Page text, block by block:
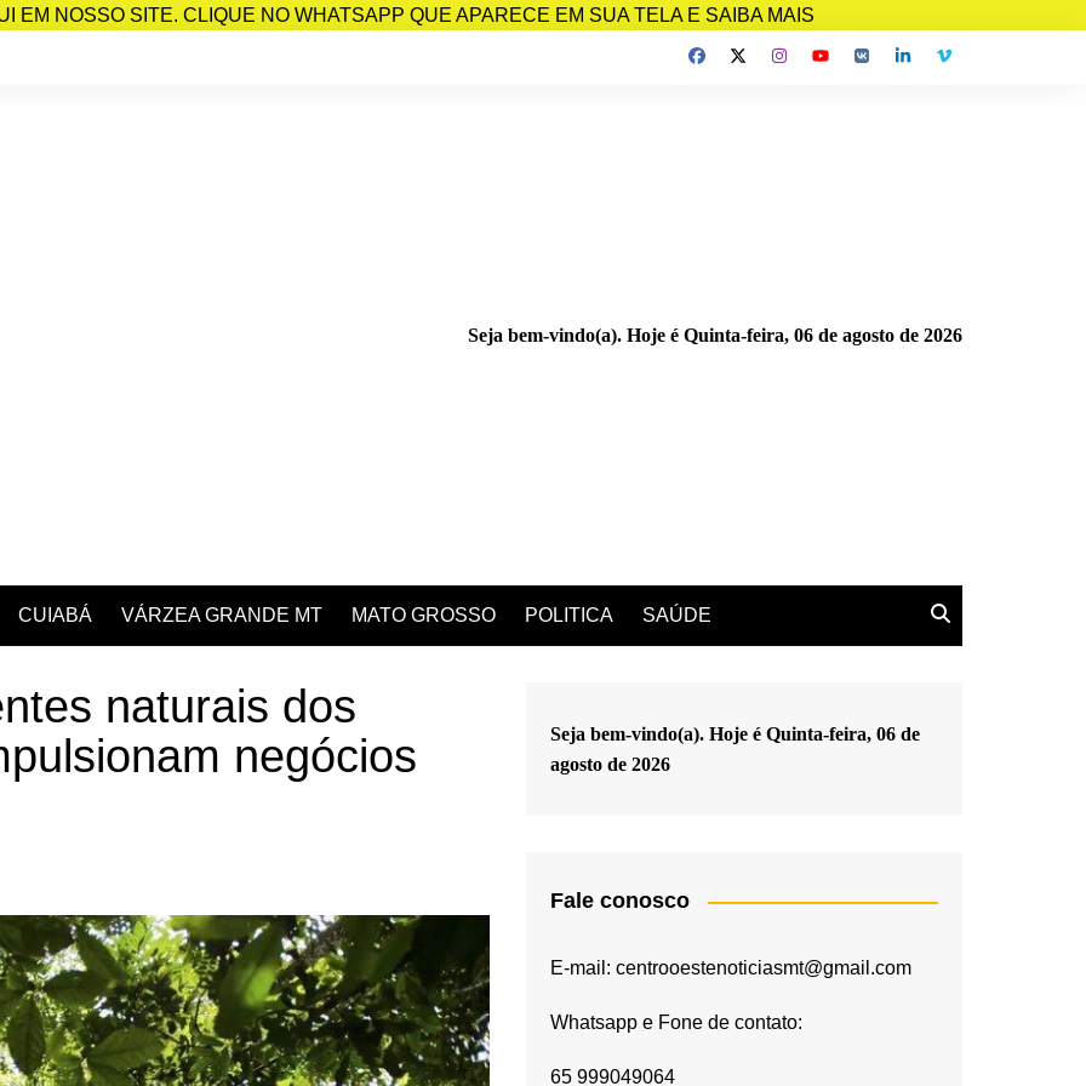
EM NOSSO SITE. CLIQUE NO WHATSAPP QUE APARECE EM SUA TELA E SAIBA MAIS
Seja bem-vindo(a). Hoje é Quinta-feira, 06 de agosto de 2026
CUIABÁ VÁRZEA GRANDE MT MATO GROSSO POLITICA SAÚDE
naturais dos
negócios
Seja bem-vindo(a). Hoje é Quinta-feira, 06 de
agosto de 2026
Fale conosco
E-mail: centrooestenoticiasmt@gmail.com
Whatsapp e Fone de contato:
65 999049064